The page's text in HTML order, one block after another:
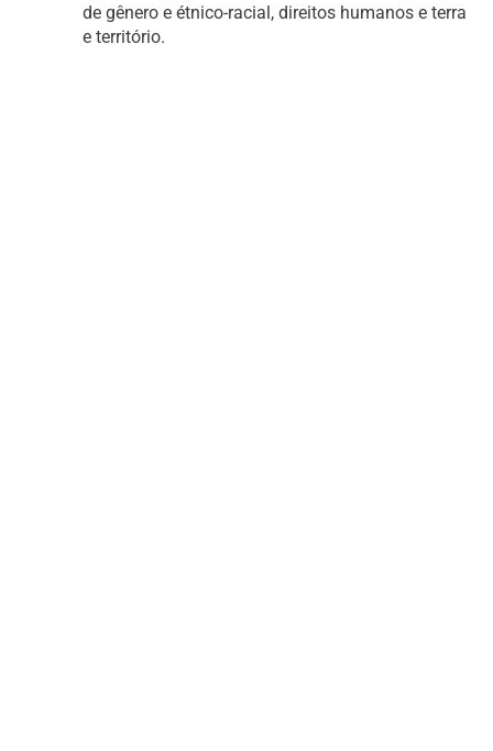
de gênero e étnico-racial, direitos humanos e terra
e território.